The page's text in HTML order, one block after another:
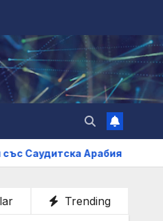
Китайските EV
Trending